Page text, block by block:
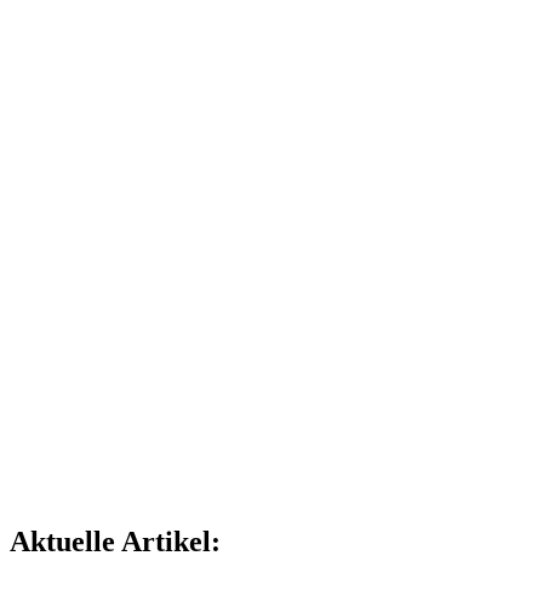
Aktuelle Artikel: